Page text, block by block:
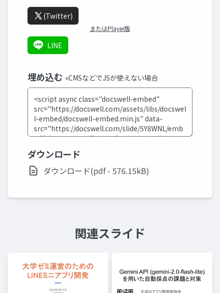
(Twitter)
またはPlayer版
LINE
埋め込む »CMSなどでJSが使えない場合
ダウンロード
ダウンロード(pdf - 576.15kB)
関連スライド